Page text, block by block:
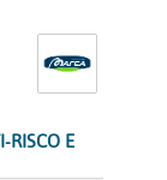
RISCO E